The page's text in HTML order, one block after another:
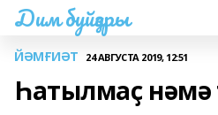
Дим буйҙары
ЙӘМҒИӘТ 24 АВГУСТА 2019, 12:51
Һатылмаҫ